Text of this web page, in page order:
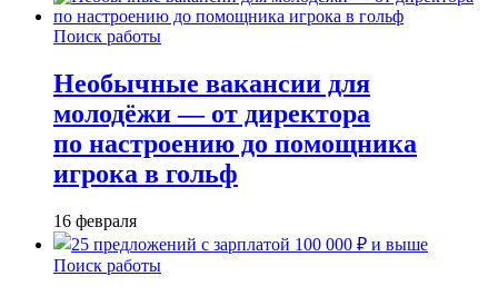
Поиск работы
Необычные вакансии для
молодёжи — от директора
по настроению до помощника
игрока в гольф
16 февраля
Поиск работы